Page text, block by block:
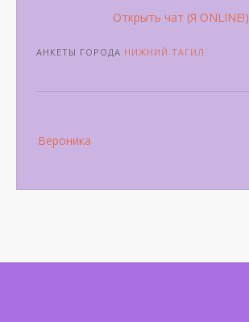
Открыть чат (Я ONLINE!)
АНКЕТЫ ГОРОДА НИЖНИЙ ТАГИЛ
navigation
Вероника